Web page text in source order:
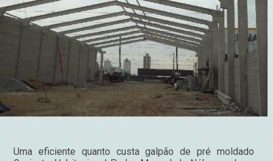
Uma eficiente quanto custa galpão de pré moldado